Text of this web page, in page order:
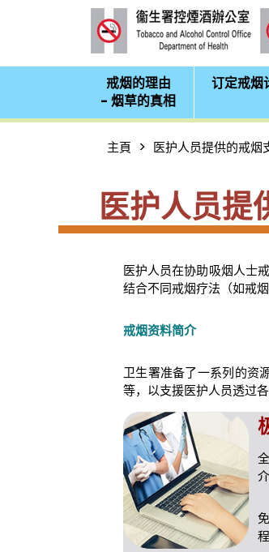
戒烟的理由
- 烟草的真相
订定戒烟
主頁 医护人员提供的戒烟
医护人员提
医护人员在协助吸烟人士
结合不同戒烟疗法（如戒
戒烟资料简介
卫生署准备了一系列的资
等，以支援医护人员透过